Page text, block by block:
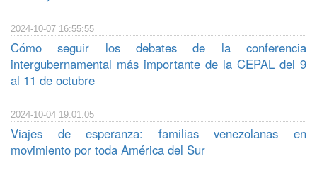
2024-10-07 16:55:55
Cómo seguir los debates de la conferencia
intergubernamental más importante de la CEPAL del 9
al 11 de octubre
2024-10-04 19:01:05
Viajes de esperanza: familias venezolanas en
movimiento por toda América del Sur